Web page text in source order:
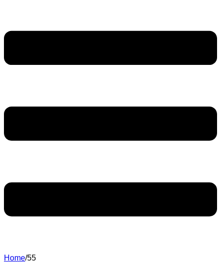
Home/55